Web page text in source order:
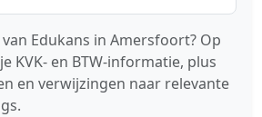
Edukans in Amersfoort? Op
KVK- en BTW-informatie, plus
en verwijzingen naar relevante